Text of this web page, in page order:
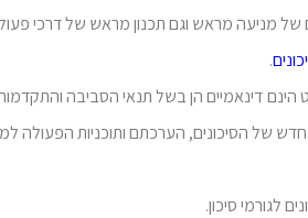
של מניעה מראש וגם תכנון מראש של דרכי
.
הינם דינאמיים הן בשל תנאי הסביבה
של הסיכונים, הערכתם ותוכניות הפעולה
לגורמי סיכון.